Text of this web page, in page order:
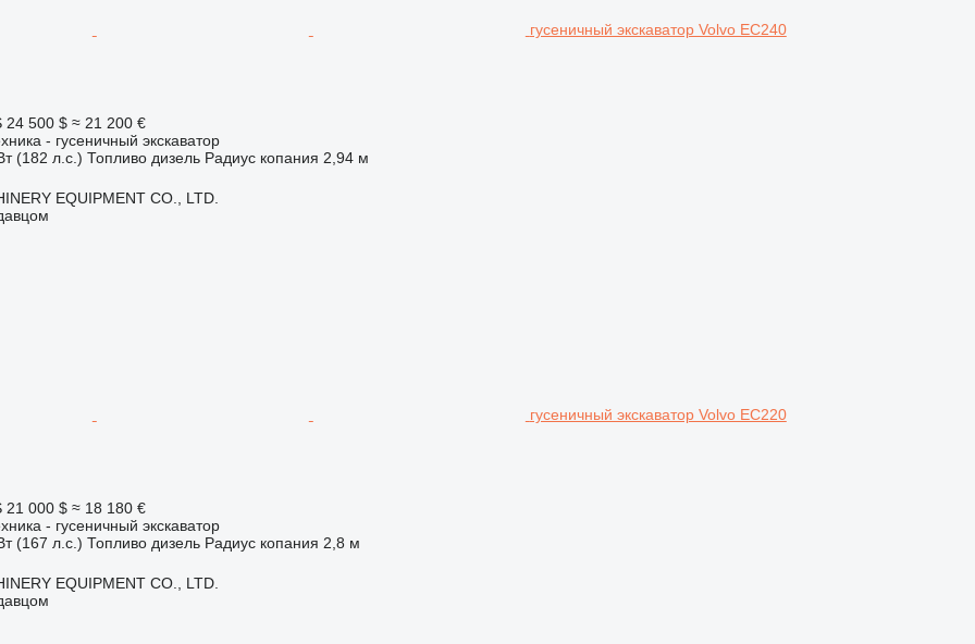
гусеничный экскаватор Volvo EC240
24 500 $ ≈ 21 200 €
- гусеничный экскаватор
(182 л.с.) Топливо дизель Радиус копания 2,94 м
EQUIPMENT CO., LTD.
гусеничный экскаватор Volvo EC220
21 000 $ ≈ 18 180 €
- гусеничный экскаватор
(167 л.с.) Топливо дизель Радиус копания 2,8 м
EQUIPMENT CO., LTD.